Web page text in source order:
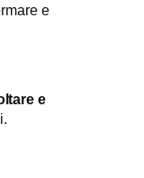
e
e